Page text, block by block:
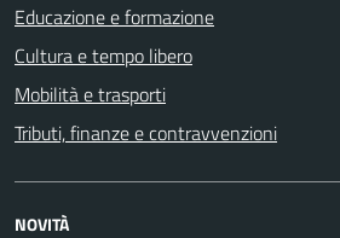
Educazione e formazione
Cultura e tempo libero
Mobilità e trasporti
Tributi, finanze e contravvenzioni
NOVITÀ